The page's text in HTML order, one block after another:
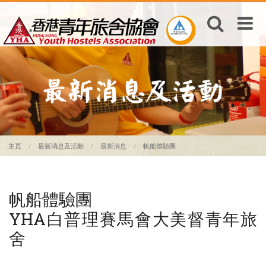
主頁 最新消息及活動 最新消息 帆船體驗團
帆船體驗團
YHA白普理賽馬會大美督青年旅
舍